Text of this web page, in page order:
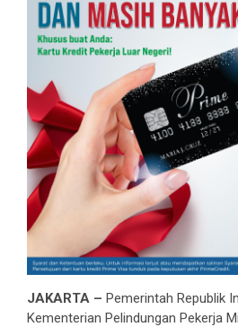
JAKARTA – Pemerintah Republik
Kementerian Pelindungan Pekerja